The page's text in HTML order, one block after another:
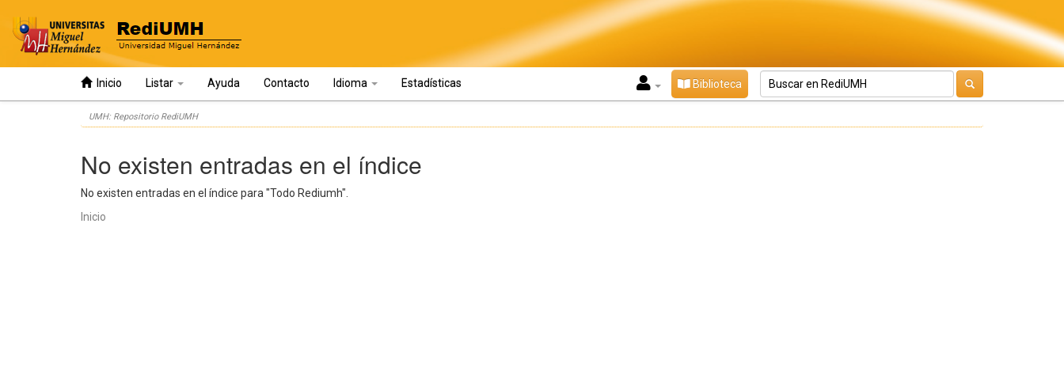
Inicio Listar Ayuda Contacto Idioma Estadísticas Biblioteca
UMH: Repositorio RediUMH
No existen entradas en el índice
No existen entradas en el índice para "Todo Rediumh".
Inicio